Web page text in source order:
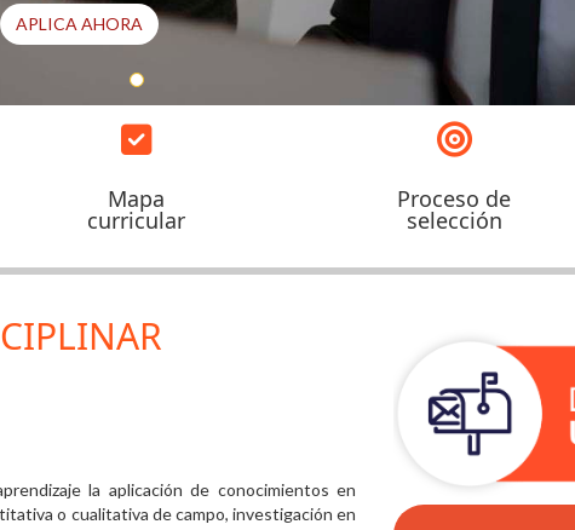
APLICA AHORA
Mapa
curricular
Proceso de
selección
la aplicación de conocimientos en
o cualitativa de campo, investigación en